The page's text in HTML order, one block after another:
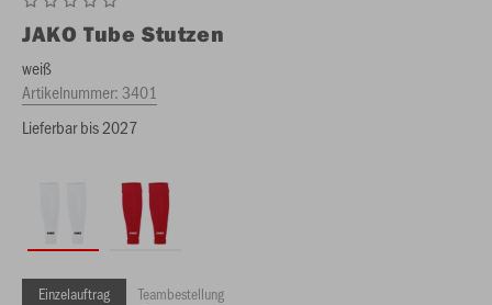
JAKO Tube Stutzen
weiß
Artikelnummer:3401
Lieferbar bis 2027
Einzelauftrag Teambestellung